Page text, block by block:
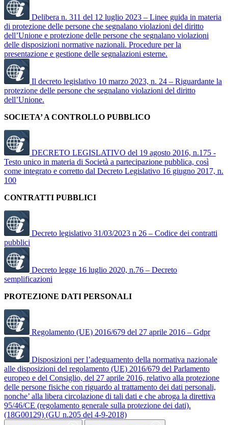
Delibera n. 311 del 12 luglio 2023 – Linee guida in materia
di protezione delle persone che segnalano violazioni del diritto
dell’Unione e protezione delle persone che segnalano violazioni
delle disposizioni normative nazionali. Procedure per la
presentazione e gestione delle segnalazioni esterne.
Il decreto legislativo 10 marzo 2023, n. 24 – Riguardante la
protezione delle persone che segnalano violazioni del diritto
dell’Unione.
SOCIETA’ A CONTROLLO PUBBLICO
DECRETO LEGISLATIVO del 19 agosto 2016, n.175 -
Testo unico in materia di Società a partecipazione pubblica, così
come integrato e corretto dal Decreto Legislativo 16 giugno 2017, n.
100
CONTRATTI PUBBLICI
Decreto legislativo 31/03/2023 n 26 – Codice dei contratti
pubblici
Decreto legge 16 luglio 2020, n.76 – Decreto
semplificazioni
PROTEZIONE DATI PERSONALI
Regolamento (UE) 2016/679 del 27 aprile 2016 – Gdpr
Disposizioni per l’adeguamento della normativa nazionale
alle disposizioni del regolamento (UE) 2016/679 del Parlamento
europeo e del Consiglio, del 27 aprile 2016, relativo alla protezione
delle persone fisiche con riguardo al trattamento dei dati personali,
nonche’ alla libera circolazione di tali dati e che abroga la direttiva
95/46/CE (regolamento generale sulla protezione dei dati).
(18G00129) (GU n.205 del 4-9-2018)